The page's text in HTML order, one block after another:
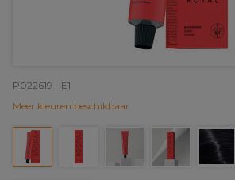
P022619 - E1
Meer kleuren beschikbaar